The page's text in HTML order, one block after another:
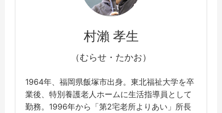
村瀨 孝生
（むらせ・たかお）
1964年、福岡県飯塚市出身。東北福祉大学を卒
業後、特別養護老人ホームに生活指導員として
勤務。1996年から「第2宅老所よりあい」所長